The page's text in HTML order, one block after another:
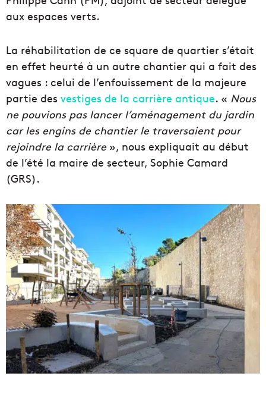
aux espaces verts.
La réhabilitation de ce square de quartier s’était
en effet heurté à un autre chantier qui a fait des
vagues : celui de l’enfouissement de la majeure
partie des vestiges de la carrière antique. « Nous
ne pouvions pas lancer l’aménagement du jardin
car les engins de chantier le traversaient pour
rejoindre la carrière », nous expliquait au début
de l’été la maire de secteur, Sophie Camard
(GRS).